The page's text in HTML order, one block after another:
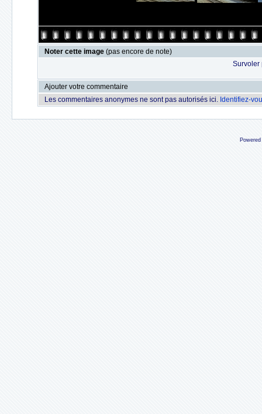
Noter cette image (pas encore de note)
Survoler
Ajouter votre commentaire
Les commentaires anonymes ne sont pas autorisés ici. Identifiez-